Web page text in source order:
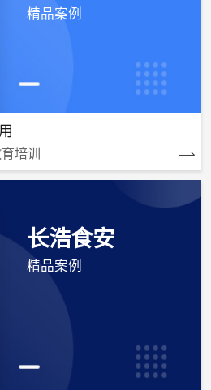
精品案例
培训
长浩食安
精品案例